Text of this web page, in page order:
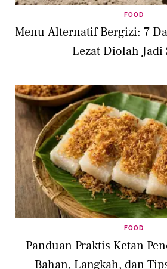
FOOD
Menu Alternatif Bergizi: 7
Lezat Diolah Jadi
FOOD
Panduan Praktis Ketan
Bahan, Langkah, dan